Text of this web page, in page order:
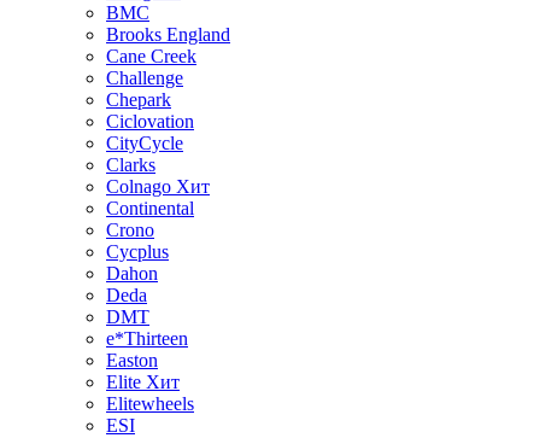
BMC
Brooks England
Cane Creek
Challenge
Chepark
Ciclovation
CityCycle
Clarks
Colnago Хит
Continental
Crono
Cycplus
Dahon
Deda
DMT
e*Thirteen
Easton
Elite Хит
Elitewheels
ESI